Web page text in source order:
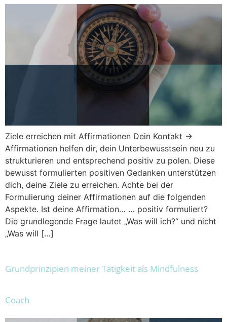
Ziele erreichen mit Affirmationen Dein Kontakt →
Affirmationen helfen dir, dein Unterbewusstsein neu zu
strukturieren und entsprechend positiv zu polen. Diese
bewusst formulierten positiven Gedanken unterstützen
dich, deine Ziele zu erreichen. Achte bei der
Formulierung deiner Affirmationen auf die folgenden
Aspekte. Ist deine Affirmation… … positiv formuliert?
Die grundlegende Frage lautet „Was will ich?“ und nicht
„Was will […]
Grundprinzipien meiner Tätigkeit als Mindfulness
Coach